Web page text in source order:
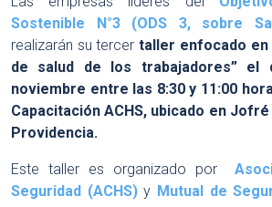
Sostenible N°3 (ODS 3, sobre
realizarán su tercertaller enfocado en
de salud de los trabajadores” el
noviembre entre las 8:30 y 11:00
Capacitación ACHS, ubicado en
Providencia.
Este taller es organizado por
Seguridad (ACHS)y Mutual de